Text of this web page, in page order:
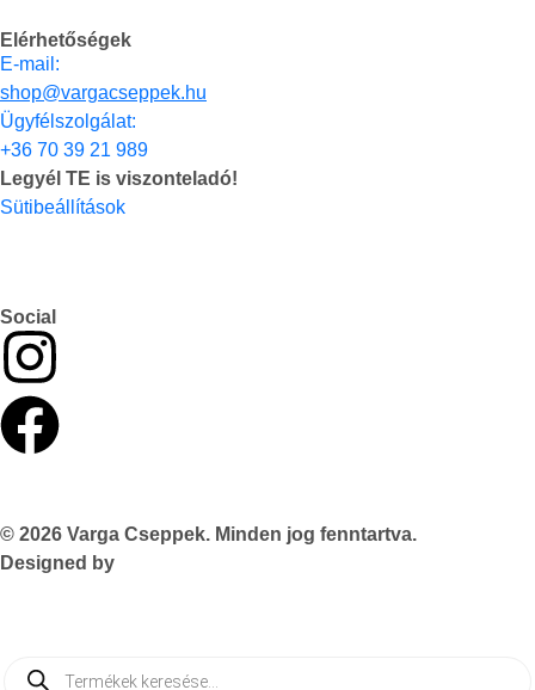
Elérhetőségek
E-mail:
shop@vargacseppek.hu
Ügyfélszolgálat:
+36 70 39 21 989
Legyél TE is viszonteladó!
Sütibeállítások
Social
© 2026 Varga Cseppek. Minden jog fenntartva.
Designed by